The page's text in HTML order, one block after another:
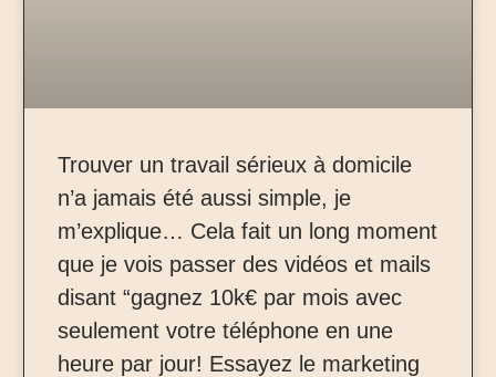
Trouver un travail sérieux à domicile
n’a jamais été aussi simple, je
m’explique… Cela fait un long moment
que je vois passer des vidéos et mails
disant “gagnez 10k€ par mois avec
seulement votre téléphone en une
heure par jour! Essayez le marketing